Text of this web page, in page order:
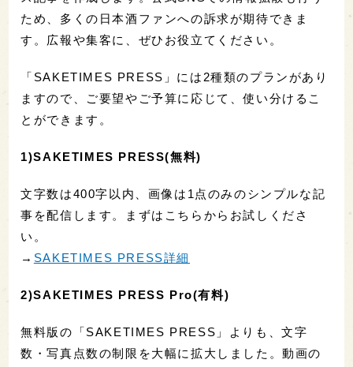
ため、多くの日本酒ファンへの訴求が期待できま
す。広報や集客に、ぜひお役立てください。
「SAKETIMES PRESS」には2種類のプランがあり
ますので、ご要望やご予算に応じて、使い分けるこ
とができます。
1)SAKETIMES PRESS(無料)
文字数は400字以内、画像は1点のみのシンプルな記
事を配信します。まずはこちらからお試しくださ
い。
→ SAKETIMES PRESS詳細
2)SAKETIMES PRESS Pro(有料)
無料版の「SAKETIMES PRESS」よりも、文字
数・写真点数の制限を大幅に拡大しました。動画の